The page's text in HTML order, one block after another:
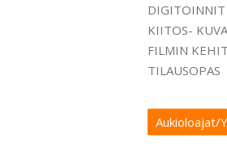
DIGITOINNIT
KIITOS-
FILMIN
TILAUSOPAS
Aukioloajat/